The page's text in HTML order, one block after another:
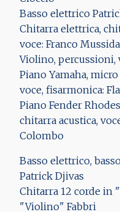
Basso elettrico
Chitarra elettrica,
voce: Franco Mussida
Violino, percussioni,
Piano Yamaha,
voce, fisarmonica:
Piano Fender
chitarra acustica,
Colombo
Basso elettrico,
Patrick Djivas
Chitarra 12 corde in
"Violino" Fabbri